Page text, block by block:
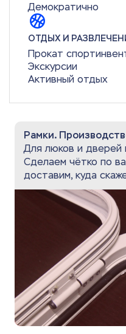
Демократично
ОТДЫХ И
Прокат
Экскурсии
Активный отдых
Рамки.
Для люков и дверей
Сделаем чётко по
доставим, куда